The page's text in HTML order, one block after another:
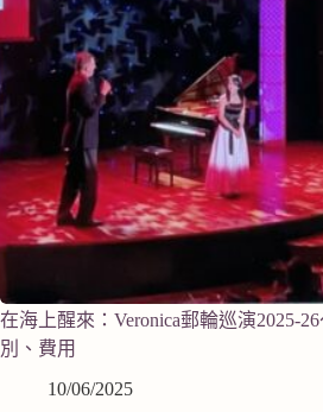
在海上醒來：Veronica郵輪巡演2025-
別、費用
10/06/2025